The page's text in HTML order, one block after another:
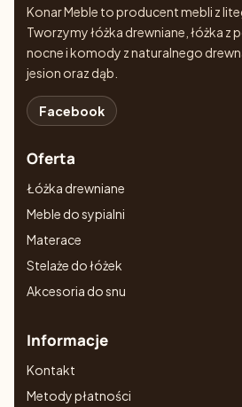
Konar Meble to producent mebli z
Tworzymy łóżka drewniane, łóżka z
nocne i komody z naturalnego
jesion oraz dąb.
Facebook
Oferta
Łóżka drewniane
Meble do sypialni
Materace
Stelaże do łóżek
Akcesoria do snu
Informacje
Kontakt
Metody płatności